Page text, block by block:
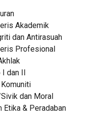
Akademik
dan Antirasuah
Profesional
I dan II
dan Moral
Etika & Peradaban